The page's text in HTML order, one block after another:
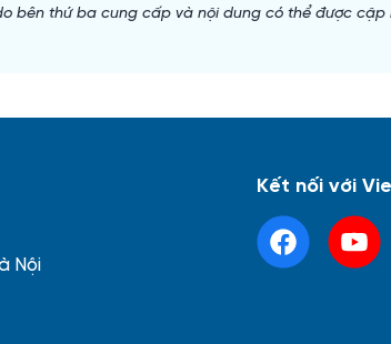
bên thứ ba cung cấp và nội dung có thể được
Nội
Kết nối với